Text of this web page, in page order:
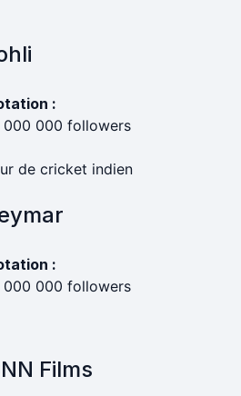
:
000 000 followers
de cricket indien
:
000 000 followers
Films